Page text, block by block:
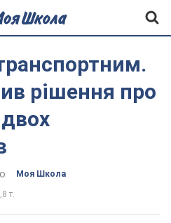
рішення про
Моя Школа
т.